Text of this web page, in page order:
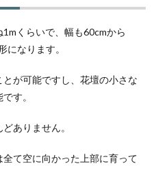
くらいで、幅も60cmから
になります。
が可能ですし、花壇の小さな
す。
ありません。
て空に向かった上部に育って